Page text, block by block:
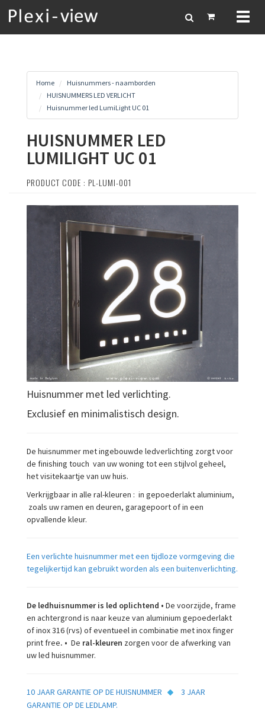
Home
Huisnummers - naamborden
HUISNUMMERS LED VERLICHT
Huisnummer led LumiLight UC 01
HUISNUMMER LED
LUMILIGHT UC 01
PRODUCT CODE : PL-LUMI-001
Huisnummer met led verlichting.
Exclusief en minimalistisch design.
De huisnummer met ingebouwde ledverlichting zorgt voor
de finishing touch van uw woning tot een stijlvol geheel,
het visitekaartje van uw huis.
Verkrijgbaar in alle ral-kleuren : in gepoederlakt aluminium,
zoals uw ramen en deuren, garagepoort of in een
opvallende kleur.
Een verlichte huisnummer met een tijdloze vormgeving die
tegelijkertijd kan gebruikt worden als een buitenverlichting.
De ledhuisnummer is led oplichtend • De voorzijde, frame
en achtergrond is naar keuze van aluminium gepoederlakt
of inox 316 (rvs) of eventueel in combinatie met inox finger
print free. • De ral-kleuren zorgen voor de afwerking van
uw led huisnummer.
10 JAAR GARANTIE OP DE HUISNUMMER
3 JAAR
GARANTIE OP DE LEDLAMP.